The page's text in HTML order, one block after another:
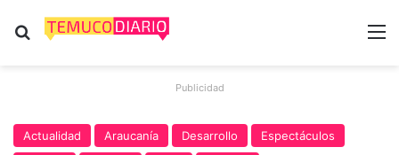
Buscar por
Publicidad
Actualidad Araucanía Desarrollo
Espectáculos